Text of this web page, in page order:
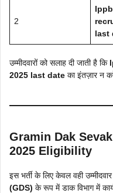
2
last
उम्मीदवारों को सलाह दी जाती है कि
2025 last date का इंतज़ार न
Gramin Dak
2025 Eligibility
इस भर्ती के लिए केवल वही
(GDS) के रूप में डाक विभाग में